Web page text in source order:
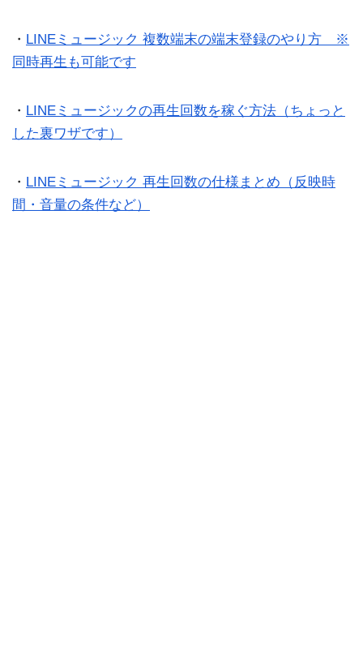
・ LINEミュージック 複数端末の端末登録のやり方 ※
同時再生も可能です
・ LINEミュージックの再生回数を稼ぐ方法（ちょっと
した裏ワザです）
・ LINEミュージック 再生回数の仕様まとめ（反映時
間・音量の条件など）